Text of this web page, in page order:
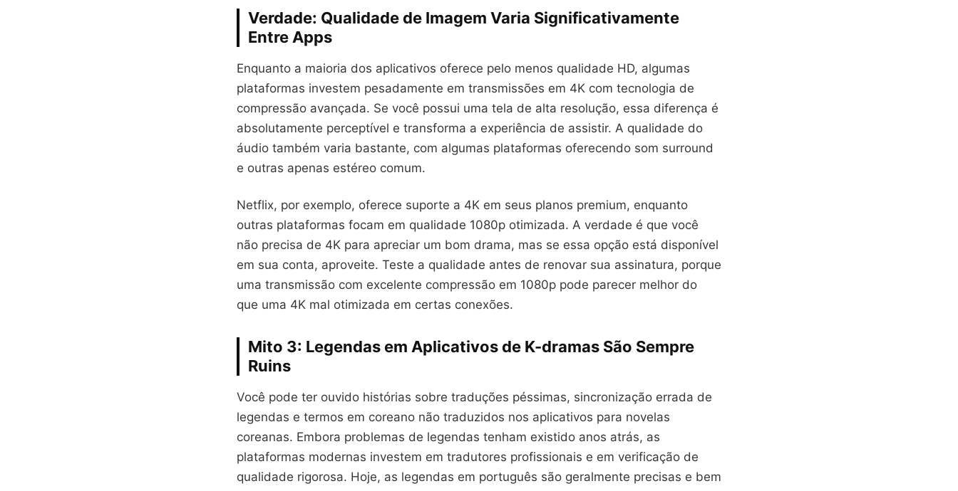
Verdade: Qualidade de Imagem Varia Significativamente
Entre Apps
Enquanto a maioria dos aplicativos oferece pelo menos qualidade HD, algumas
plataformas investem pesadamente em transmissões em 4K com tecnologia de
compressão avançada. Se você possui uma tela de alta resolução, essa diferença é
absolutamente perceptível e transforma a experiência de assistir. A qualidade do
áudio também varia bastante, com algumas plataformas oferecendo som surround
e outras apenas estéreo comum.
Netflix, por exemplo, oferece suporte a 4K em seus planos premium, enquanto
outras plataformas focam em qualidade 1080p otimizada. A verdade é que você
não precisa de 4K para apreciar um bom drama, mas se essa opção está disponível
em sua conta, aproveite. Teste a qualidade antes de renovar sua assinatura, porque
uma transmissão com excelente compressão em 1080p pode parecer melhor do
que uma 4K mal otimizada em certas conexões.
Mito 3: Legendas em Aplicativos de K-dramas São Sempre
Ruins
Você pode ter ouvido histórias sobre traduções péssimas, sincronização errada de
legendas e termos em coreano não traduzidos nos aplicativos para novelas
coreanas. Embora problemas de legendas tenham existido anos atrás, as
plataformas modernas investem em tradutores profissionais e em verificação de
qualidade rigorosa. Hoje, as legendas em português são geralmente precisas e bem